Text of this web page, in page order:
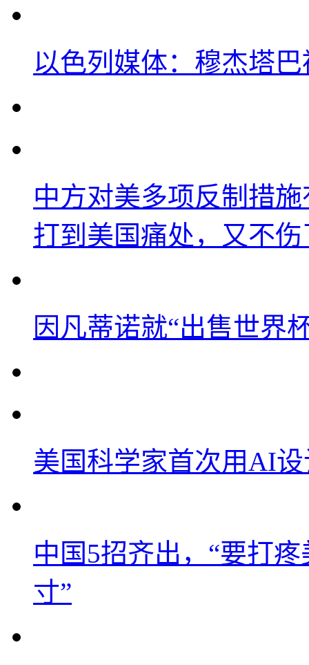
以色列媒体：穆杰塔
中方对美多项反制措
打到美国痛处，又不
因凡蒂诺就“出售世界
美国科学家首次用AI
中国5招齐出，“要打
寸”